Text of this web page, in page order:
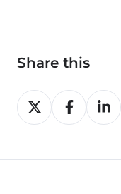
Share this
Share
on
Share
on
Share
on